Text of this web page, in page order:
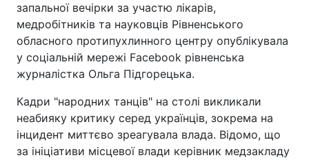
запальної вечірки за участю лікарів,
медробітників та науковців Рівненського
обласного протипухлинного центру опублікувала
у соціальній мережі Facebook рівненська
журналістка Ольга Підгорецька.
Кадри "народних танців" на столі викликали
неабияку критику серед українців, зокрема на
інцидент миттєво зреагувала влада. Відомо, що
за ініціативи місцевої влади керівник медзакладу